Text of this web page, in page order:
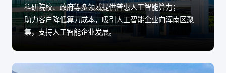
科研院校、政府等多领域提供普惠人工智能算力；
助力客户降低算力成本，吸引人工智能企业向浑南区聚
集，支持人工智能企业发展。